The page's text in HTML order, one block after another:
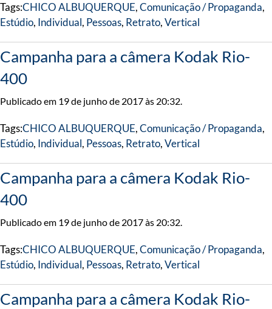
Tags:CHICO ALBUQUERQUE,Comunicação / Propaganda,
Estúdio, Individual, Pessoas, Retrato,Vertical
Campanha para a câmera Kodak Rio-
400
Publicado em 19 de junho de 2017 às 20:32.
Tags:CHICO ALBUQUERQUE,Comunicação / Propaganda,
Estúdio, Individual, Pessoas, Retrato,Vertical
Campanha para a câmera Kodak Rio-
400
Publicado em 19 de junho de 2017 às 20:32.
Tags:CHICO ALBUQUERQUE,Comunicação / Propaganda,
Estúdio, Individual, Pessoas, Retrato,Vertical
Campanha para a câmera Kodak Rio-